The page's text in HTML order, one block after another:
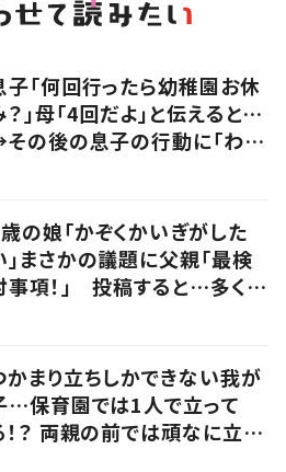
子「何回行ったら幼稚園お休
？」母「4回だよ」と伝えると…
の後の息子の行動に「わか
の娘「かぞくかいぎがした
」まさかの議題に父親「最検
事項！」 投稿すると…多くの
かまり立ちしかできない我が
…保育園では1人で立って
！？ 両親の前では頑なに立た